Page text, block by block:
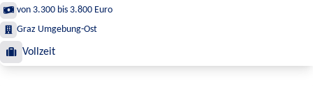
von 3.300 bis 3.800 Euro
Graz Umgebung-Ost
Vollzeit